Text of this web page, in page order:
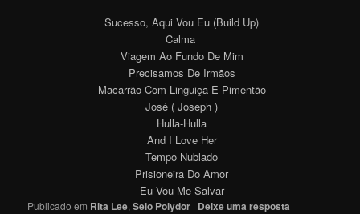
Sucesso, Aqui Vou Eu (Build Up)
Calma
Viagem Ao Fundo De Mim
Precisamos De Irmãos
Macarrão Com Linguiça E Pimentão
José ( Joseph )
Hulla-Hulla
And I Love Her
Tempo Nublado
Prisioneira Do Amor
Eu Vou Me Salvar
Publicado em Rita Lee,Selo Polydor | Deixe uma resposta